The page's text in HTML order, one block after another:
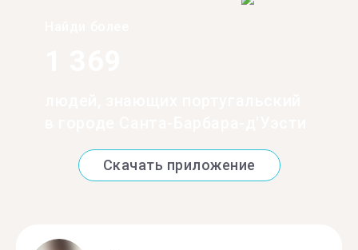
Скачать приложение